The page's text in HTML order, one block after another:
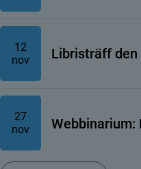
Libristräff den
12
nov
Webbinarium:
27
nov